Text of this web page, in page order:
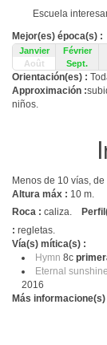
Escuela
Mejor(es) época(s) :
Janvier Février
Août
Sept.
Orientación(es) :
Approximación :
niños.
Menos de 10 vías,
Altura máx : 10 m.
Roca : caliza.
: regletas.
Vía(s) mítica(s) :
Hymn 8c
Eternal sunshine
2016
Más informacione(s)